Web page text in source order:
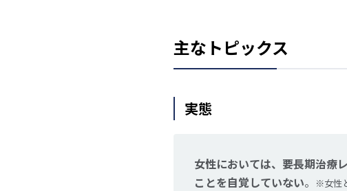
主なトピックス
実態
女性においては、要長期治療
ことを自覚していない。 ※女性